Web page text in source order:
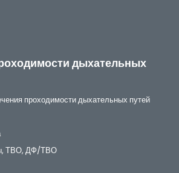
дыхательных
проходимости дыхательных путей
ТВО, ДФ/ТВО